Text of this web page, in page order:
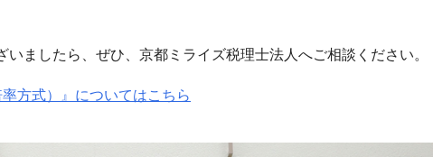
ましたら、ぜひ、京都ミライズ税理士法人へご相談ください。
方式）』についてはこちら